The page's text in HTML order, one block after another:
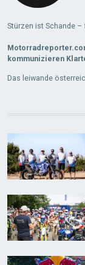
Stürzen ist Schande
kommunizieren
Das leiwande